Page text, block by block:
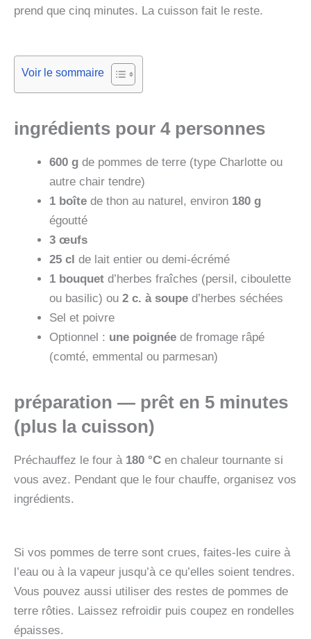
prend que cinq minutes. La cuisson fait le reste.
Voir le sommaire
ingrédients pour 4 personnes
600 g de pommes de terre (type Charlotte ou
autre chair tendre)
1 boîte de thon au naturel, environ 180 g
égoutté
3 œufs
25 cl de lait entier ou demi‑écrémé
1 bouquet d’herbes fraîches (persil, ciboulette
ou basilic) ou 2 c. à soupe d’herbes séchées
Sel et poivre
Optionnel : une poignée de fromage râpé
(comté, emmental ou parmesan)
préparation — prêt en 5 minutes
(plus la cuisson)
Préchauffez le four à 180 °C en chaleur tournante si
vous avez. Pendant que le four chauffe, organisez vos
ingrédients.
Si vos pommes de terre sont crues, faites‑les cuire à
l’eau ou à la vapeur jusqu’à ce qu’elles soient tendres.
Vous pouvez aussi utiliser des restes de pommes de
terre rôties. Laissez refroidir puis coupez en rondelles
épaisses.